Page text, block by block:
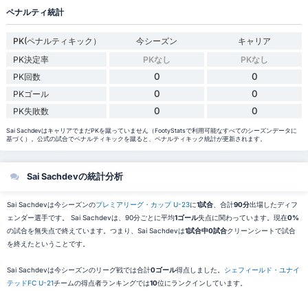
ペナルティ統計
PK(ペナルティキック） 今シーズン
キャリア
PK決定率
PKなし
PKなし
PK回数
0 0
PKゴール 0 0
PK失敗数 0 0
Sai SachdevはキャリアでまだPKを蹴っていません（FootyStatsで利用可能なすべてのシーズンデータに
基づく）。公式の試合でペナルティキックを蹴ると、ペナルティキック統計が更新されます。
Sai Sachdevの統計分析
Sai Sachdevは今シーズンのプレミアリーグ・カップ U-23に1試合、合計90分出場したディフ
ェンダー選手です。 Sai Sachdevは、90分ごとに平均1ゴール失点に関わっています。現在0%
の試合を無失点で終えています。つまり、Sai Sachdevは1試合中0試合クリーンシートで試合
を終えたということです。
Sai Sachdevは今シーズンのリーグ戦では合計0ゴール得点しました。 シェフィールド・ユナイ
テッドFC U-21チームの得点者ランキングでは10位にランクインしています。